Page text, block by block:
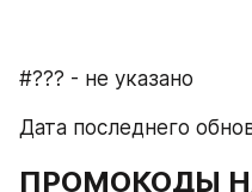
#??? - не указано
Дата последнего
ПРОМОКОДЫ